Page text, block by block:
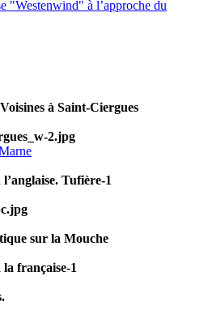
"Westenwind" à l’approche du
à Saint-Ciergues
2.jpg
Tufière-1
sur la Mouche
française-1